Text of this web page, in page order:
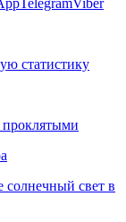
TelegramViber
статистику
проклятыми
солнечный свет в